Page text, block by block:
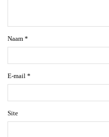
Naam *
E-mail *
Site